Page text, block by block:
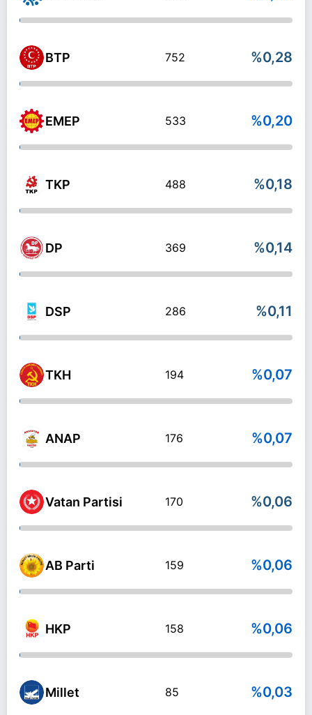
BTP 752 %0,28
EMEP 533 %0,20
TKP 488 %0,18
DP 369 %0,14
DSP 286 %0,11
TKH 194 %0,07
ANAP 176 %0,07
Vatan Partisi 170 %0,06
AB Parti 159 %0,06
HKP 158 %0,06
Millet 85 %0,03